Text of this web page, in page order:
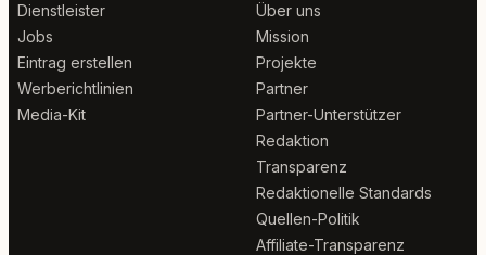
Dienstleister
Jobs
Eintrag erstellen
Werberichtlinien
Media-Kit
Über uns
Mission
Projekte
Partner
Partner-Unterstützer
Redaktion
Transparenz
Redaktionelle Standards
Quellen-Politik
Affiliate-Transparenz